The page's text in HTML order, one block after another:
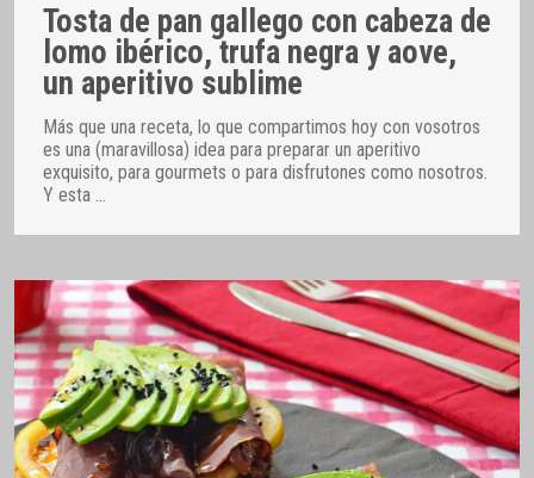
Tosta de pan gallego con cabeza de
lomo ibérico, trufa negra y aove,
un aperitivo sublime
Más que una receta, lo que compartimos hoy con vosotros
es una (maravillosa) idea para preparar un aperitivo
exquisito, para gourmets o para disfrutones como nosotros.
Y esta …